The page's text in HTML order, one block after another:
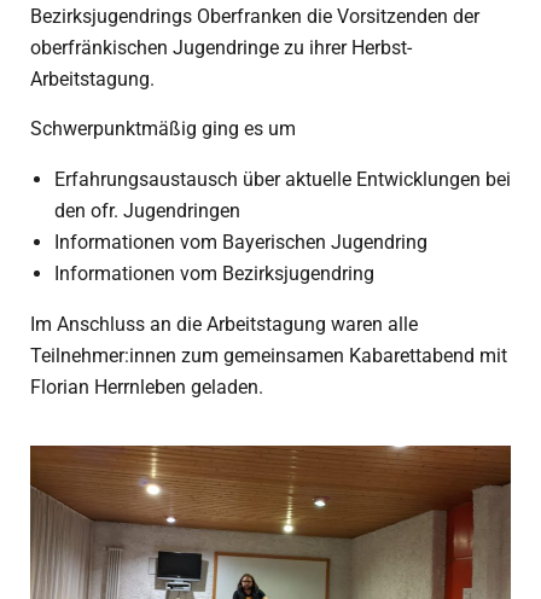
Bezirksjugendrings Oberfranken die Vorsitzenden der
oberfränkischen Jugendringe zu ihrer Herbst-
Arbeitstagung.
Schwerpunktmäßig ging es um
Erfahrungsaustausch über aktuelle Entwicklungen bei
den ofr. Jugendringen
Informationen vom Bayerischen Jugendring
Informationen vom Bezirksjugendring
Im Anschluss an die Arbeitstagung waren alle
Teilnehmer:innen zum gemeinsamen Kabarettabend mit
Florian Herrnleben geladen.